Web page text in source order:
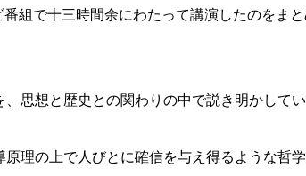
組で十三時間余にわたって講演したのをま
思想と歴史との関わりの中で説き明かしてい
理の上で人びとに確信を与え得るような哲